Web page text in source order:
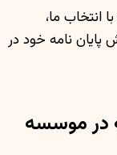
انتخاب ما،
نامه خود در
در موسسه